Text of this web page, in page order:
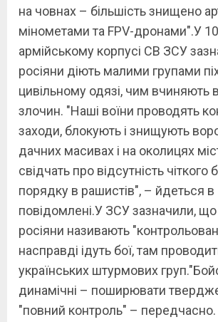
на човнах – більшість знищено
мінометами та FPV-дронами".У
армійському корпусі СВ ЗСУ
росіяни діють малими групами
цивільному одязі, чим вчиняють
злочин. "Наші воїни проводять
заходи, блокують і знищують
дачних масивах і на околицях
свідчать про відсутність чіткого
порядку в рашистів", – йдеться в
повідомлені.У ЗСУ зазначили, що
росіяни називають
насправді ідуть бої, там
українських штурмових
динамічні – поширювати
"повний контроль" –